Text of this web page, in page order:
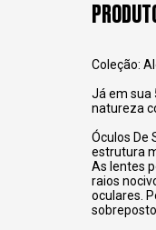
Coleção:
Já em sua
natureza
Óculos De
estrutura
As lentes
raios
oculares.